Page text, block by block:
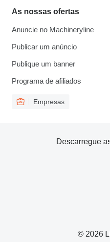
As nossas ofertas
Anuncie no Machineryline
Publicar um anúncio
Publique um banner
Programa de afiliados
Empresas
© 2026
Descarregue